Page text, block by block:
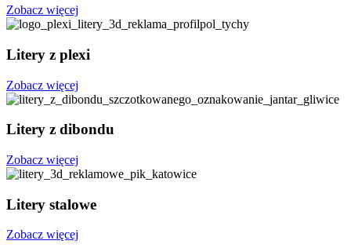
Zobacz więcej
Litery z plexi
Zobacz więcej
Litery z dibondu
Zobacz więcej
Litery stalowe
Zobacz więcej